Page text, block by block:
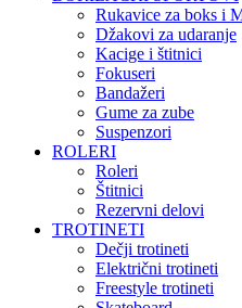
Rukavice za boks i
Džakovi za udaranje
Kacige i štitnici
Fokuseri
Bandažeri
Gume za zube
Suspenzori
ROLERI
Roleri
Štitnici
Rezervni delovi
TROTINETI
Dečji trotineti
Električni trotineti
Freestyle trotineti